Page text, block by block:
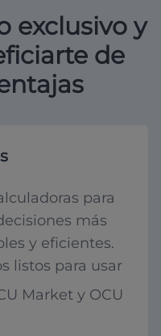
exclusivo y
de
para
más
y eficientes.
listos para usar
Market y OCU